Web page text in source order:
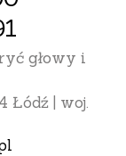
głowy i
Łódź | woj.